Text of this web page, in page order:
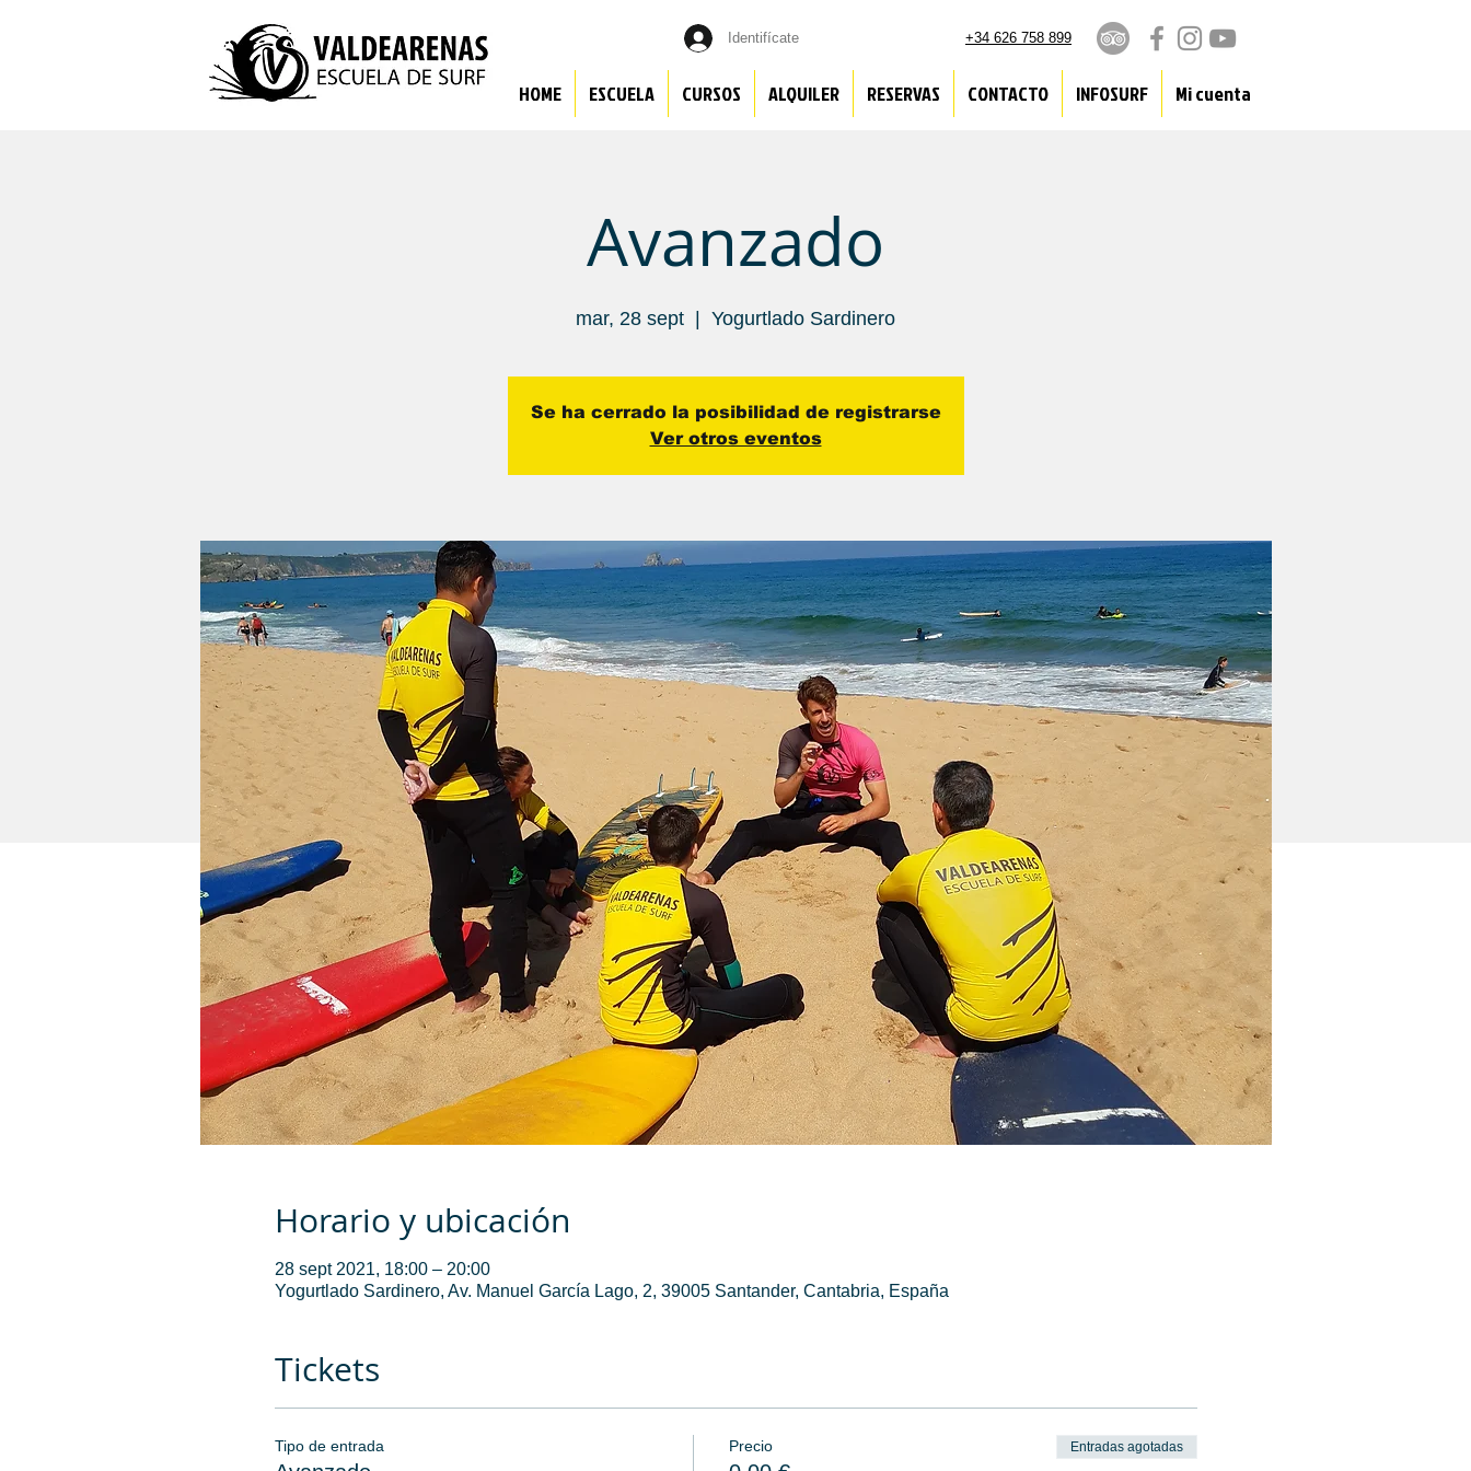
Identifícate +34 626 758 899
HOME ESCUELA CURSOS ALQUILER RESERVAS CONTACTO INFOSURF Mi cuenta
Avanzado
mar, 28 sept Yogurtlado Sardinero
Se ha cerrado la posibilidad de registrarse
Ver otros eventos
Horario y ubicación
28 sept 2021, 18:00 – 20:00
Yogurtlado Sardinero, Av. Manuel García Lago, 2, 39005 Santander, Cantabria, España
Tickets
Tipo de entrada Precio Entradas agotadas